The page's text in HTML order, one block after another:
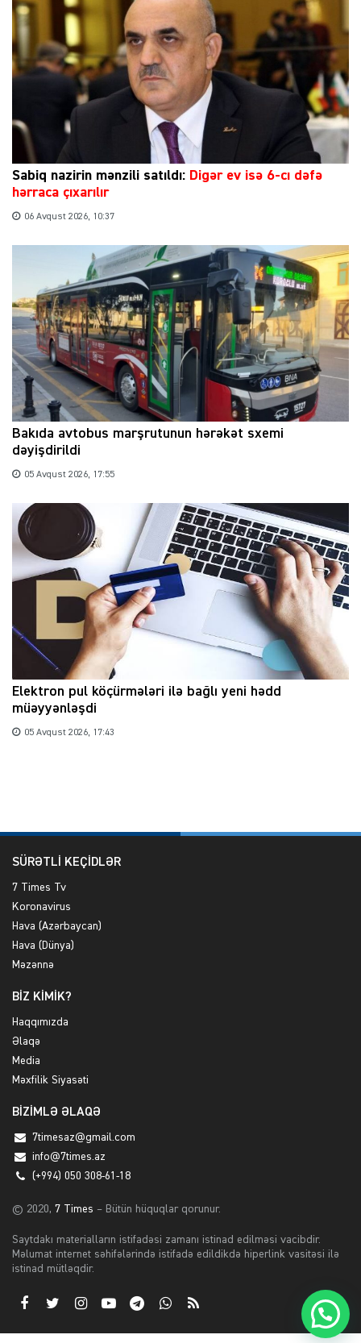
Sabiq nazirin mənzili satıldı: Digər ev isə 6-cı dəfə
hərraca çıxarılır
06 Avqust 2026, 10:37
Bakıda avtobus marşrutunun hərəkət sxemi
dəyişdirildi
05 Avqust 2026, 17:55
Elektron pul köçürmələri ilə bağlı yeni hədd
müəyyənləşdi
05 Avqust 2026, 17:43
SÜRƏTLİ KEÇİDLƏR
7 Times Tv
Koronavirus
Hava (Azərbaycan)
Hava (Dünya)
Məzənnə
BİZ KİMİK?
Haqqımızda
Əlaqə
Media
Məxfilik Siyasəti
BİZİMLƏ ƏLAQƏ
7timesaz@gmail.com
info@7times.az
(+994) 050 308-61-18
© 2020, 7 Times – Bütün hüquqlar qorunur.
Saytdakı materialların istifadəsi zamanı istinad edilməsi vacibdir.
Məlumat internet səhifələrində istifadə edildikdə hiperlink vasitəsi ilə
istinad mütləqdir.